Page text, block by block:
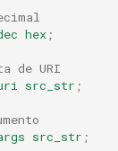
hex ;
de URI
src_str ;
src_str ;